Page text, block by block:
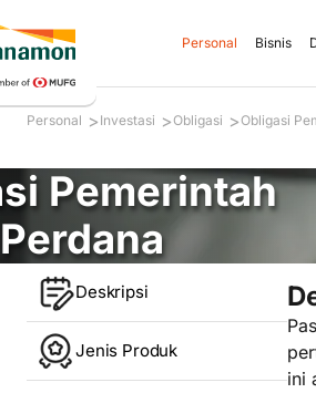
Personal Bisnis
Personal > Investasi > Obligasi > Obligasi
Pemerintah
Deskripsi
Jenis Produk
ini